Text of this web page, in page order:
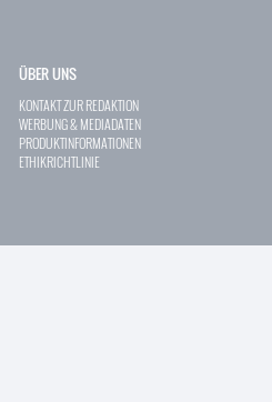
ÜBER UNS
KONTAKT ZUR REDAKTION
WERBUNG & MEDIADATEN
PRODUKTINFORMATIONEN
ETHIKRICHTLINIE